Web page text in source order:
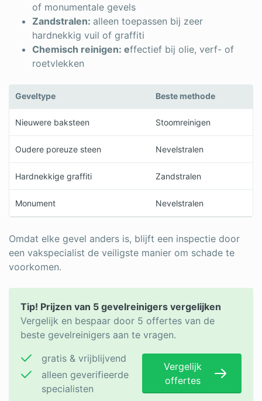
of monumentale gevels
Zandstralen: alleen toepassen bij zeer
hardnekkig vuil of graffiti
Chemisch reinigen: effectief bij olie, verf- of
roetvlekken
Geveltype Beste methode
Nieuwere baksteen Stoomreinigen
Oudere poreuze steen Nevelstralen
Hardnekkige graffiti Zandstralen
Monument Nevelstralen
Omdat elke gevel anders is, blijft een inspectie door
een vakspecialist de veiligste manier om schade te
voorkomen.
Tip! Prijzen van 5 gevelreinigers vergelijken
Vergelijk en bespaar door 5 offertes van de
beste gevelreinigers aan te vragen.
gratis & vrijblijvend
alleen geverifieerde
specialisten
Vergelijk
offertes